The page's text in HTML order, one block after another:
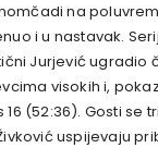
na
i u nastavak.
Jurjević ugradio
visokih i,
16 (52:36). Gosti se
uspijevaju